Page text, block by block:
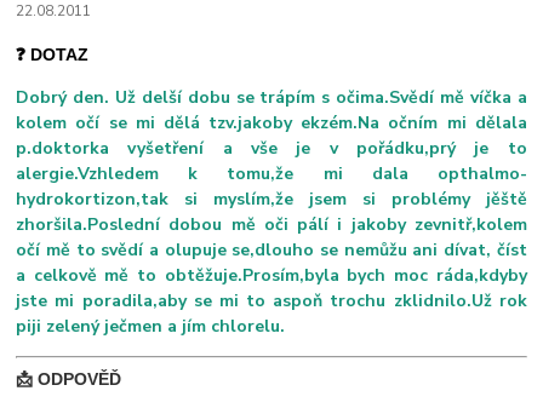
22.08.2011
❓ DOTAZ
Dobrý den. Už delší dobu se trápím s očima.Svědí mě víčka a
kolem očí se mi dělá tzv.jakoby ekzém.Na očním mi dělala
p.doktorka vyšetření a vše je v pořádku,prý je to
alergie.Vzhledem k tomu,že mi dala opthalmo-
hydrokortizon,tak si myslím,že jsem si problémy jěště
zhoršila.Poslední dobou mě oči pálí i jakoby zevnitř,kolem
očí mě to svědí a olupuje se,dlouho se nemůžu ani dívat, číst
a celkově mě to obtěžuje.Prosím,byla bych moc ráda,kdyby
jste mi poradila,aby se mi to aspoň trochu zklidnilo.Už rok
piji zelený ječmen a jím chlorelu.
📩 ODPOVĚĎ